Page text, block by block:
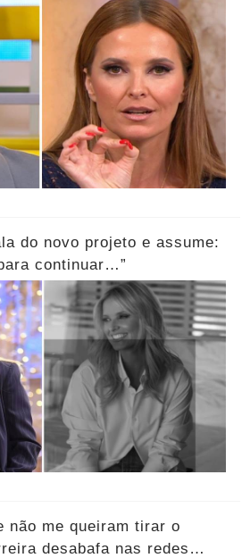
do novo projeto e assume:
continuar…”
não me queiram tirar o
desabafa nas redes